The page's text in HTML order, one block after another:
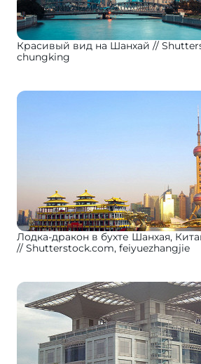
Красивый вид на Шанхай
chungking
Лодка-дракон в бухте Шанхая,
Shutterstock.com, feiyuezhangjie